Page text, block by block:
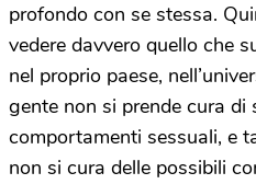
profondo con se stessa.
vedere davvero quello che
nel proprio paese,
gente non si prende cura di
comportamenti sessuali, e
non si cura delle possibili